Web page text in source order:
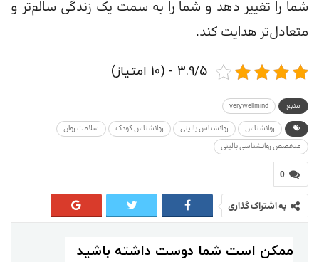
شما را تغییر دهد و شما را به سمت یک زندگی سالم‌تر و
متعادل‌تر هدایت کند.
3.9/5 - (10 امتیاز)
منبع verywellmind
روانشناس روانشناس بالینی روانشناس کودک
سلامت روان
متخصص روانشناسی بالینی
0
به اشتراک گذاری
ممکن است شما دوست داشته باشید